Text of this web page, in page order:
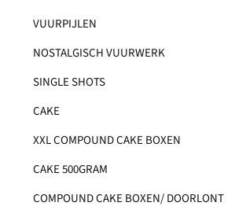
VUURPIJLEN
NOSTALGISCH VUURWERK
SINGLE SHOTS
CAKE
XXL COMPOUND CAKE BOXEN
CAKE 500GRAM
COMPOUND CAKE BOXEN/ DOORLONT